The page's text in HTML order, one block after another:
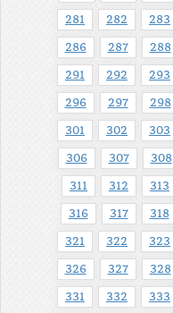
281 282 283
286 287 288
291 292 293
296 297 298
301 302 303
306 307 308
311 312 313
316 317 318
321 322 323
326 327 328
331 332 333